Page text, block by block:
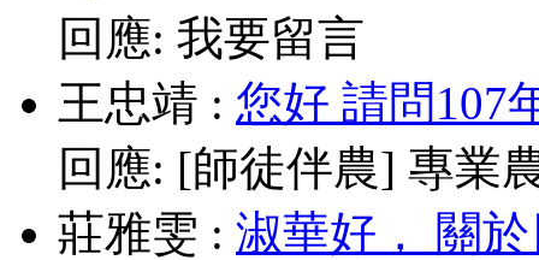
回應: 我要留言
王忠靖 : 您好 請問107
回應: [師徒伴農] 專業
莊雅雯 : 淑華好， 關